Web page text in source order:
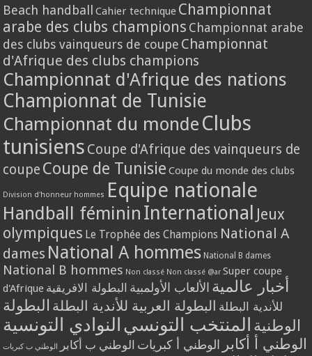
Beach handball Cahier technique Championnat
arabe des clubs champions Championnat arabe
des clubs vainqueurs de coupe Championnat
d'Afrique des clubs champions
Championnat d'Afrique des nations
Championnat de Tunisie
Championnat du monde Clubs
tunisiens Coupe d'Afrique des vainqueurs de
coupe Coupe de Tunisie Coupe du monde des clubs
Division d'honneur hommes Equipe nationale
Handball féminin International
Jeux
olympiques Le Trophée des Champions National A
dames National A hommes National B dames
National B hommes Non classé Non classé @ar Super coupe
d'Afrique
أخبار عالمية الألعاب الأولمبية البطولة الافريقية
للأندية البطلة البطولة العربية للأندية البطلة البطولة
الوطنية المنتخب التونسي النوادي التونسية
الوطني أ أكابر الوطني أ كبريات الوطني ب أكابر الوطني ب كبريات